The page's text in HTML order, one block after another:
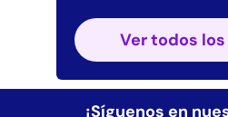
Ver todos
¡Síguenos en